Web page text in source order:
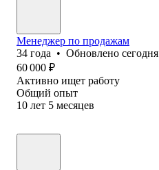
Менеджер по продажам
34 года • Обновлено сегодня
60 000 ₽
Активно ищет работу
Общий опыт
10 лет 5 месяцев